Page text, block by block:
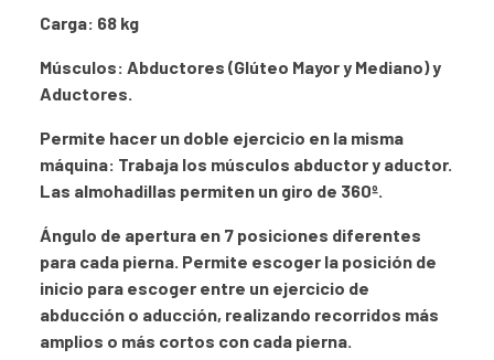
Carga: 68 kg
Músculos: Abductores (Glúteo Mayor y Mediano) y
Aductores.
Permite hacer un doble ejercicio en la misma
máquina: Trabaja los músculos abductor y aductor.
Las almohadillas permiten un giro de 360º.
Ángulo de apertura en 7 posiciones diferentes
para cada pierna. Permite escoger la posición de
inicio para escoger entre un ejercicio de
abducción o aducción, realizando recorridos más
amplios o más cortos con cada pierna.